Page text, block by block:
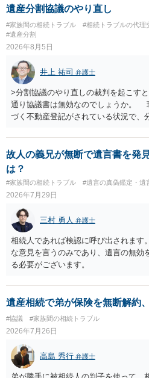
遺産分割協議のやり直し
#家族間の相続トラブル #相続トラブルの代理
#遺産分割
2026年8月5日
井上 祐司 弁護士
>分割協議のやり直しの裁判を起こす
通り協議書は無効なのでしょうか。
づく不動産登記がされている状況で、
方の訴訟の主張及び立証次第ですが、
医師の意見書、筆跡鑑定 が提出され
はありますが、 ・伯母様自身が分割協
様の意に反する遺産分割協議を行う実
であること からすると、実際に遺産分
性はそれほど高くない（立証のハード
言えると思います。
故人の義兄が無断で遺言書を発
は？
#家族間の相続トラブル #遺言の真偽鑑定・遺
2026年7月29日
三村 勇人 弁護士
相続人であれば検認に呼び出されます
な意見を言うのみであり、遺言の無効
る必要がございます。
遺産相続で弟が保険を無断解約
#協議 #家族間の相続トラブル
2026年7月26日
高島 秀行 弁護士
弟が勝手に被相続人の判子を使って、